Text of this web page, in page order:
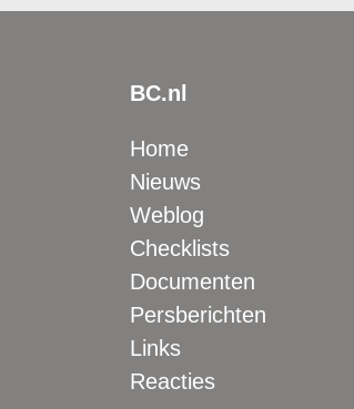
BC.nl
Home
Nieuws
Weblog
Checklists
Documenten
Persberichten
Links
Reacties